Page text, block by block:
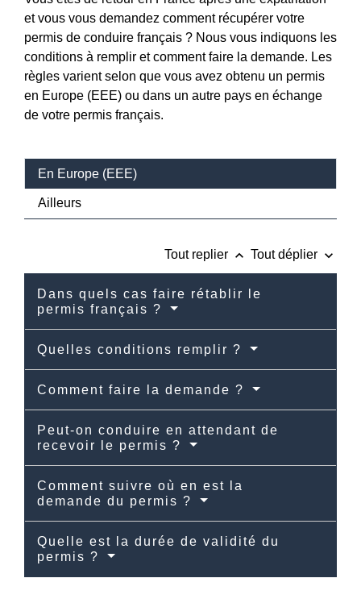
et vous vous demandez comment récupérer votre
permis de conduire français ? Nous vous indiquons les
conditions à remplir et comment faire la demande. Les
règles varient selon que vous avez obtenu un permis
en Europe (EEE) ou dans un autre pays en échange
de votre permis français.
En Europe (EEE)
Ailleurs
Tout replier keyboard_arrow_up Tout déplier keyboard_arrow_down
Dans quels cas faire rétablir le
permis français ?
Quelles conditions remplir ?
Comment faire la demande ?
Peut-on conduire en attendant de
recevoir le permis ?
Comment suivre où en est la
demande du permis ?
Quelle est la durée de validité du
permis ?